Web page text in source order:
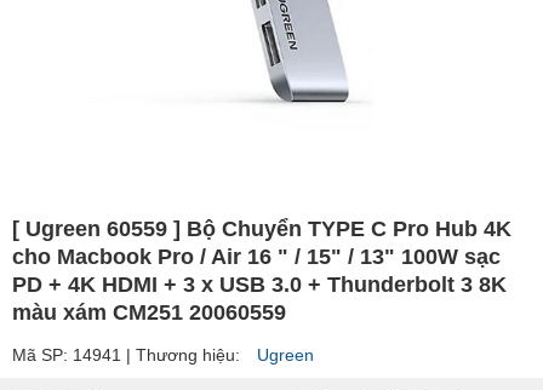
[ Ugreen 60559 ] Bộ Chuyển TYPE C Pro Hub 4K
cho Macbook Pro / Air 16 " / 15" / 13" 100W sạc
PD + 4K HDMI + 3 x USB 3.0 + Thunderbolt 3 8K
màu xám CM251 20060559
Mã SP: 14941 | Thương hiệu: Ugreen